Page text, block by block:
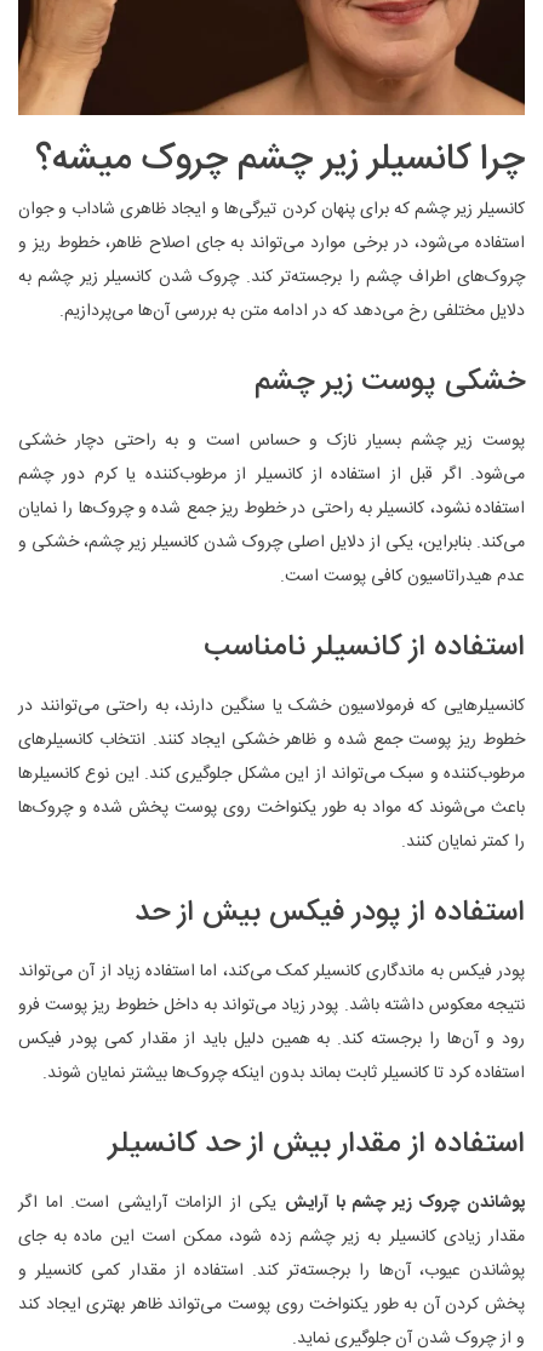
چرا کانسیلر زیر چشم چروک میشه؟
کانسیلر زیر چشم که برای پنهان کردن تیرگی‌ها و ایجاد ظاهری شاداب و جوان
استفاده می‌شود، در برخی موارد می‌تواند به جای اصلاح ظاهر، خطوط ریز و
چروک‌های اطراف چشم را برجسته‌تر کند. چروک شدن کانسیلر زیر چشم به
دلایل مختلفی رخ می‌دهد که در ادامه متن به بررسی آن‌ها می‌پردازیم.
خشکی پوست زیر چشم
پوست زیر چشم بسیار نازک و حساس است و به راحتی دچار خشکی
می‌شود. اگر قبل از استفاده از کانسیلر از مرطوب‌کننده یا کرم دور چشم
استفاده نشود، کانسیلر به راحتی در خطوط ریز جمع شده و چروک‌ها را نمایان
می‌کند. بنابراین، یکی از دلایل اصلی چروک شدن کانسیلر زیر چشم، خشکی و
عدم هیدراتاسیون کافی پوست است.
استفاده از کانسیلر نامناسب
کانسیلرهایی که فرمولاسیون خشک یا سنگین دارند، به راحتی می‌توانند در
خطوط ریز پوست جمع شده و ظاهر خشکی ایجاد کنند. انتخاب کانسیلرهای
مرطوب‌کننده و سبک می‌تواند از این مشکل جلوگیری کند. این نوع کانسیلرها
باعث می‌شوند که مواد به طور یکنواخت روی پوست پخش شده و چروک‌ها
را کمتر نمایان کنند.
استفاده از پودر فیکس بیش از حد
پودر فیکس به ماندگاری کانسیلر کمک می‌کند، اما استفاده زیاد از آن می‌تواند
نتیجه معکوس داشته باشد. پودر زیاد می‌تواند به داخل خطوط ریز پوست فرو
رود و آن‌ها را برجسته کند. به همین دلیل باید از مقدار کمی پودر فیکس
استفاده کرد تا کانسیلر ثابت بماند بدون اینکه چروک‌ها بیشتر نمایان شوند.
استفاده از مقدار بیش از حد کانسیلر
پوشاندن چروک زیر چشم با آرایش یکی از الزامات آرایشی است. اما اگر
مقدار زیادی کانسیلر به زیر چشم زده شود، ممکن است این ماده به جای
پوشاندن عیوب، آن‌ها را برجسته‌تر کند. استفاده از مقدار کمی کانسیلر و
پخش کردن آن به طور یکنواخت روی پوست می‌تواند ظاهر بهتری ایجاد کند
و از چروک شدن آن جلوگیری نماید.